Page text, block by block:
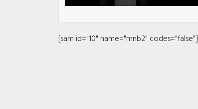
[sam id="10" name="mnb2" codes="false"]